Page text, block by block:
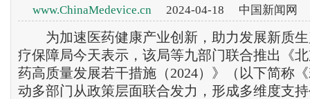
www.ChinaMedevice.cn2024-04-18 中国新闻网
为加速医药健康产业创新，助力发展新质生
疗保障局今天表示，该局等九部门联合推出《
药高质量发展若干措施（2024）》（以下简称
动多部门从政策层面联合发力，形成多维度支